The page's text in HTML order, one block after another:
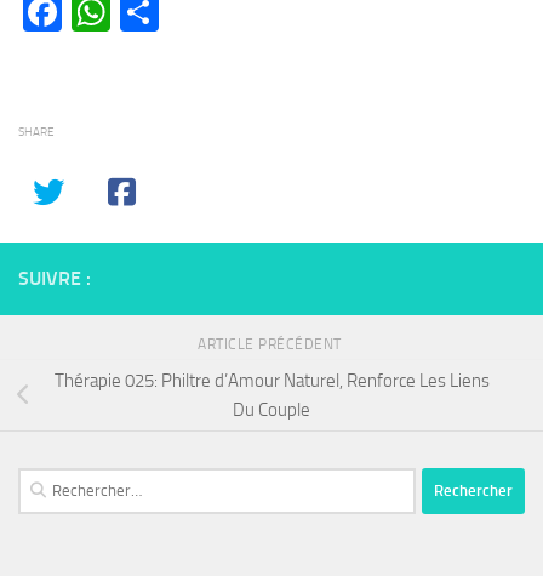
Facebook
WhatsApp
SHARE
SUIVRE :
ARTICLE PRÉCÉDENT
Thérapie 025: Philtre d’Amour Naturel, Renforce Les Liens
Du Couple
Rechercher :